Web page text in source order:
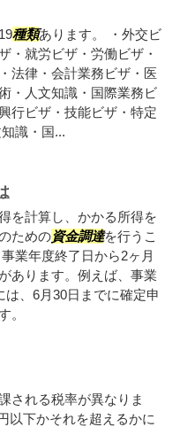
種類あります。 ・外交ビ
・就労ビザ・労働ビザ・
法律・会計業務ビザ・医
・人文知識・国際業務ビ
行ビザ・技能ビザ・特定
識・国...
を計算し、かかる所得を
ための資金調達を行うこ
業年度終了日から2ヶ月
あります。例えば、事業
、6月30日までに確定申
。
される税率が異なりま
以下かそれを超えるかに